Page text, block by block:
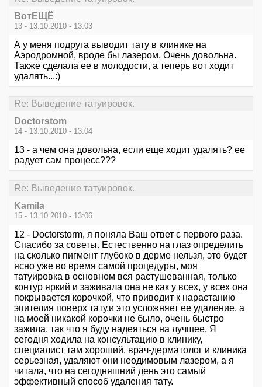
ВотЕЩЁ
13 - 13.10.2010 - 13:03
А у меня подруга выводит тату в клинике на
Аэродромной, вроде бы лазером. Очень довольна.
Также сделала ее в молодости, а теперь вот ходит
удалять...:)
Re: Выведение татуировок.
Doctorstom
14 - 13.10.2010 - 13:04
13 - а чем она довольна, если еще ходит удалять? ее
радует сам процесс???
Re: Выведение татуировок.
Kamila
15 - 13.10.2010 - 13:06
12 - Doctorstorm, я поняла Ваш ответ с первого раза.
Спасибо за советы. Естественно на глаз определить
на сколько пигмент глубоко в дерме нельзя, это будет
ясно уже во время самой процедуры, моя
татуировка в основном вся растушеванная, только
контур яркий и заживала она не как у всех, у всех она
покрывается корочкой, что приводит к нарастанию
эпителия поверх тату,и это усложняет ее удаление, а
на моей никакой корочки не было, очень быстро
зажила, так что я буду надеяться на лучшее. Я
сегодня ходила на консультацию в клинику,
специалист там хороший, врач-дерматолог и клиника
серьезная, удаляют они неодимовым лазером, а я
читала, что на сегодняшний день это самый
эффективный способ удаления тату.